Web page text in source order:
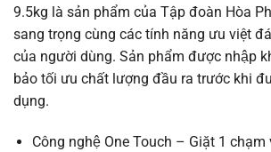
9.5kg là sản phẩm của Tập đoàn Hòa
sang trọng cùng các tính năng ưu việt
của người dùng. Sản phẩm được nhập
bảo tối ưu chất lượng đầu ra trước khi
dụng.
Công nghệ One Touch – Giặt 1